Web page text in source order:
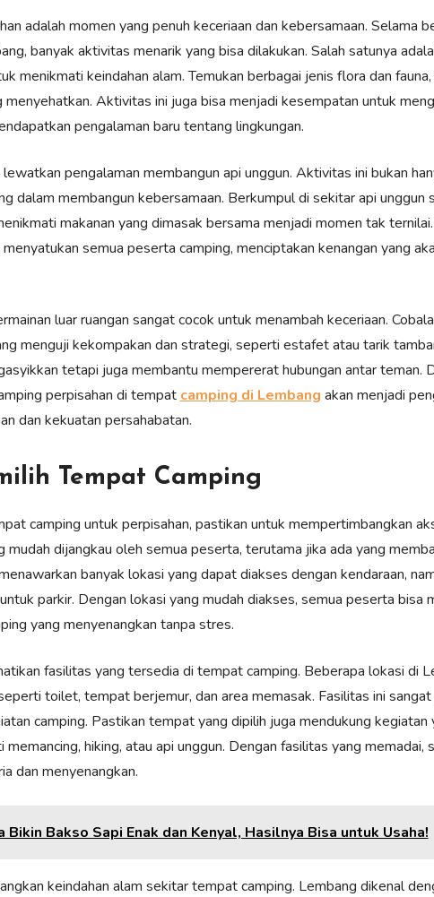
adalah momen yang penuh keceriaan dan kebersamaan. Selama
banyak aktivitas menarik yang bisa dilakukan. Salah satunya
menikmati keindahan alam. Temukan berbagai jenis flora dan
menyehatkan. Aktivitas ini juga bisa menjadi kesempatan untuk
pengalaman baru tentang lingkungan.
pengalaman membangun api unggun. Aktivitas ini bukan
dalam membangun kebersamaan. Berkumpul di sekitar api unggun
makanan yang dimasak bersama menjadi momen tak
menyatukan semua peserta camping, menciptakan kenangan yang
luar ruangan sangat cocok untuk menambah keceriaan.
menguji kekompakan dan strategi, seperti estafet atau tarik
tetapi juga membantu mempererat hubungan antar teman.
perpisahan di tempat camping di Lembang akan menjadi
dan kekuatan persahabatan.
Tempat Camping
camping untuk perpisahan, pastikan untuk mempertimbangkan
mudah dijangkau oleh semua peserta, terutama jika ada yang
banyak lokasi yang dapat diakses dengan kendaraan,
parkir. Dengan lokasi yang mudah diakses, semua peserta bisa
yang menyenangkan tanpa stres.
fasilitas yang tersedia di tempat camping. Beberapa lokasi di
toilet, tempat berjemur, dan area memasak. Fasilitas ini
camping. Pastikan tempat yang dipilih juga mendukung kegiatan
hiking, atau api unggun. Dengan fasilitas yang memadai,
dan menyenangkan.
Bikin Bakso Sapi Enak dan Kenyal, Hasilnya Bisa untuk Usaha!
keindahan alam sekitar tempat camping. Lembang dikenal